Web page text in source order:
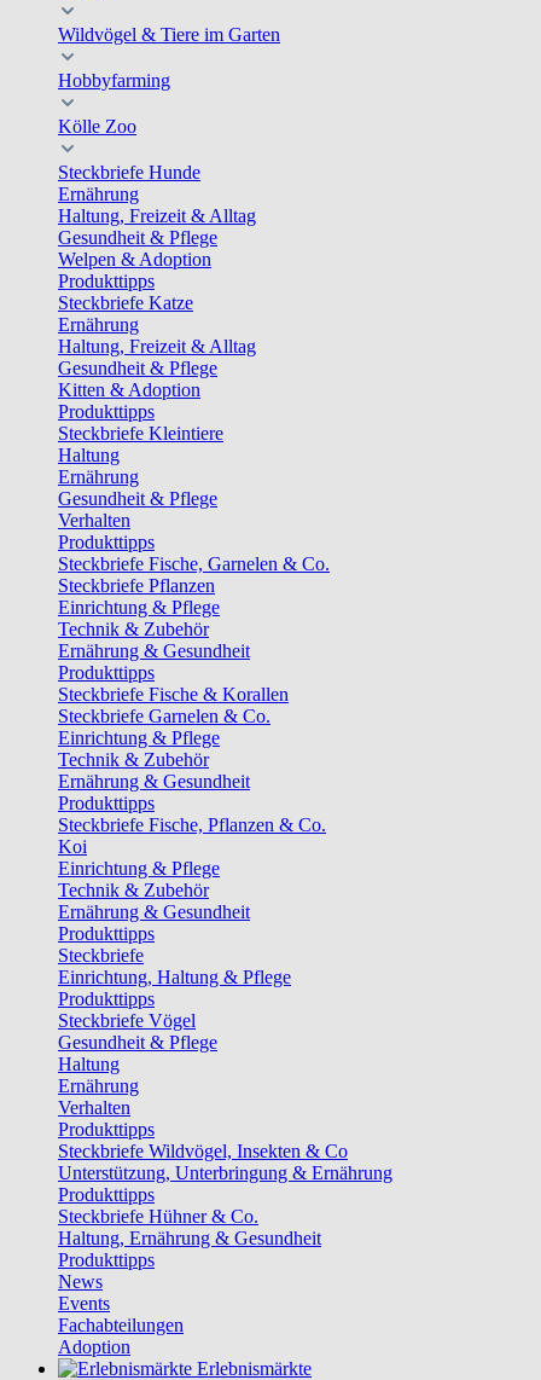
Wildvögel & Tiere im Garten
Hobbyfarming
Kölle Zoo
Steckbriefe Hunde
Ernährung
Haltung, Freizeit & Alltag
Gesundheit & Pflege
Welpen & Adoption
Produkttipps
Steckbriefe Katze
Ernährung
Haltung, Freizeit & Alltag
Gesundheit & Pflege
Kitten & Adoption
Produkttipps
Steckbriefe Kleintiere
Haltung
Ernährung
Gesundheit & Pflege
Verhalten
Produkttipps
Steckbriefe Fische, Garnelen & Co.
Steckbriefe Pflanzen
Einrichtung & Pflege
Technik & Zubehör
Ernährung & Gesundheit
Produkttipps
Steckbriefe Fische & Korallen
Steckbriefe Garnelen & Co.
Einrichtung & Pflege
Technik & Zubehör
Ernährung & Gesundheit
Produkttipps
Steckbriefe Fische, Pflanzen & Co.
Koi
Einrichtung & Pflege
Technik & Zubehör
Ernährung & Gesundheit
Produkttipps
Steckbriefe
Einrichtung, Haltung & Pflege
Produkttipps
Steckbriefe Vögel
Gesundheit & Pflege
Haltung
Ernährung
Verhalten
Produkttipps
Steckbriefe Wildvögel, Insekten & Co
Unterstützung, Unterbringung & Ernährung
Produkttipps
Steckbriefe Hühner & Co.
Haltung, Ernährung & Gesundheit
Produkttipps
News
Events
Fachabteilungen
Adoption
Erlebnismärkte